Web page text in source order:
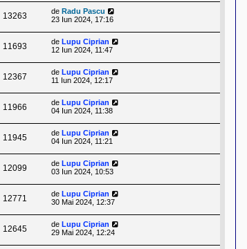
13263 de Radu Pascu
23 Iun 2024, 17:16
11693 de Lupu Ciprian
12 Iun 2024, 11:47
12367 de Lupu Ciprian
11 Iun 2024, 12:17
11966 de Lupu Ciprian
04 Iun 2024, 11:38
11945 de Lupu Ciprian
04 Iun 2024, 11:21
12099 de Lupu Ciprian
03 Iun 2024, 10:53
12771 de Lupu Ciprian
30 Mai 2024, 12:37
12645 de Lupu Ciprian
29 Mai 2024, 12:24